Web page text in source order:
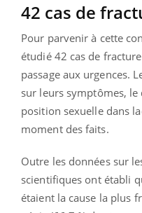
42 cas de
Pour parvenir à cette
étudié 42 cas de
passage aux urgences.
sur leurs symptômes,
position sexuelle dans
moment des faits.
Outre les données sur
scientifiques ont établi
étaient la cause la plus